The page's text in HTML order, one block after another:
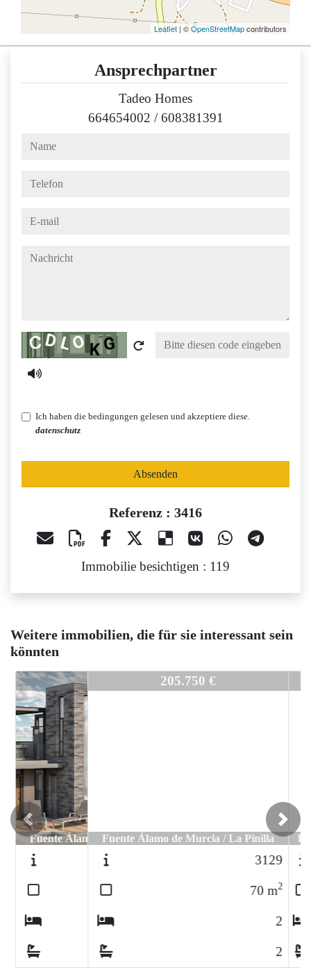
Leaflet | ©OpenStreetMapcontributors
Ansprechpartner
Tadeo Homes
664654002 /608381391
name
telefon
e-mail
nachricht
Captcha
Ich haben die bedingungen gelesen und akzeptiere diese.
datenschutz
Absenden
Referenz : 3416
Immobilie besichtigen : 119
Weitere immobilien, die für sie interessant sein
könnten
3416
205.750 €
Fuente Álamo de Murcia / La Pinilla
Previous Next